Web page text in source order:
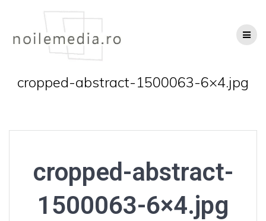
cropped-abstract-1500063-6×4.jpg
cropped-abstract-
1500063-6×4.jpg